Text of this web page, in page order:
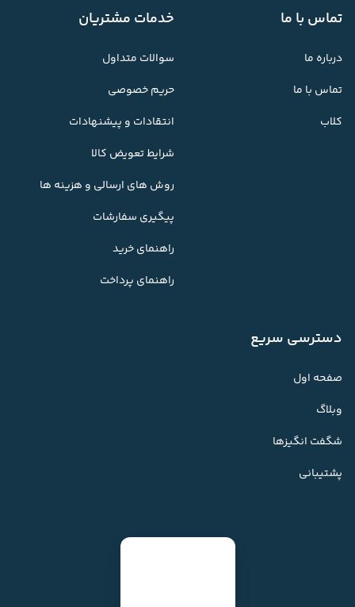
تماس با ما
درباره ما
تماس با ما
کلاب
خدمات مشتریان
سوالات متداول
حریم خصوصی
انتقادات و پیشنهادات
شرایط تعویض کالا
روش های ارسالی و هزینه ها
پیگیری سفارشات
راهنمای خرید
راهنمای پرداخت
دسترسی سریع
صفحه اول
وبلاگ
شگفت انگیزها
پشتیبانی